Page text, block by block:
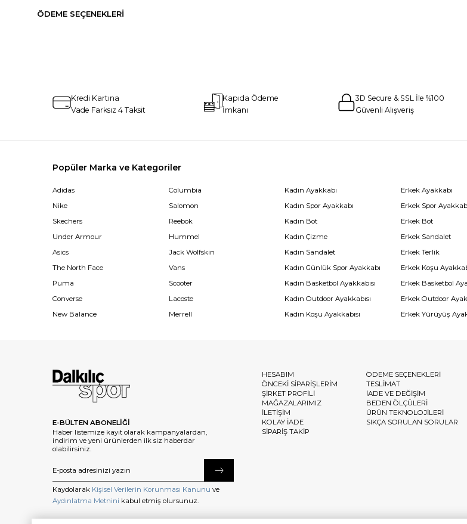
ÖDEME SEÇENEKLERI
Kredi Kartına
Vade Farksız 4 Taksit
Kapıda Ödeme
İmkanı
3D Secure & SSL İle %100
Güvenli Alışveriş
Popüler Marka ve Kategoriler
Adidas
Nike
Skechers
Under Armour
Asics
The North Face
Puma
Converse
New Balance
Columbia
Salomon
Reebok
Hummel
Jack Wolfskin
Vans
Scooter
Lacoste
Merrell
Kadın Ayakkabı
Kadın Spor Ayakkabı
Kadın Bot
Kadın Çizme
Kadın Sandalet
Kadın Günlük Spor Ayakkabı
Kadın Basketbol Ayakkabısı
Kadın Outdoor Ayakkabısı
Kadın Koşu Ayakkabısı
Erkek Ayakkabı
Erkek Spor
Erkek Bot
Erkek Sandalet
Erkek Terlik
Erkek Koşu
Erkek Basketbol
Erkek Outdoor
Erkek Yürüyüş
E-BÜLTEN ABONELİĞİ
Haber listemize kayıt olarak kampanyalardan,
indirim ve yeni ürünlerden ilk siz haberdar
olabilirsiniz.
Kaydolarak Kişisel Verilerin Korunması Kanunu ve
Aydınlatma Metnini kabul etmiş olursunuz.
HESABIM
ÖNCEKİ SİPARİŞLERİM
ŞİRKET PROFİLİ
MAĞAZALARIMIZ
İLETİŞİM
KOLAY İADE
SİPARİŞ TAKİP
ÖDEME SEÇENEKLERİ
TESLİMAT
İADE VE DEĞİŞİM
BEDEN ÖLÇÜLERİ
ÜRÜN TEKNOLOJİLERİ
SIKÇA SORULAN SORULAR